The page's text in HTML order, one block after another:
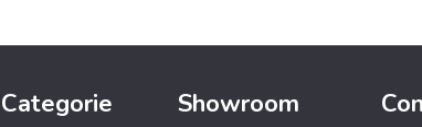
Categorie Showroom